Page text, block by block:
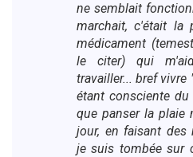
ne semblait
marchait, c'était la
médicament
le citer) qui
travailler... bref vivre
étant consciente
que panser la plaie
jour, en faisant des
je suis tombée sur